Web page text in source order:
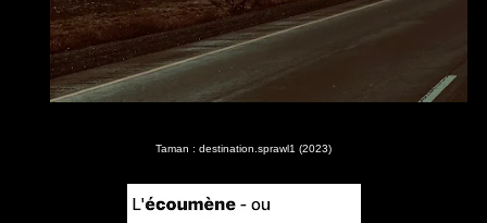
Taman : destination.sprawl1 (2023)